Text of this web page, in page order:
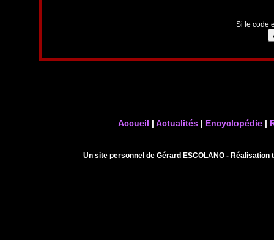
Si le code
Accueil |Actualités | Encyclopédie |
Un site personnel de Gérard ESCOLANO -